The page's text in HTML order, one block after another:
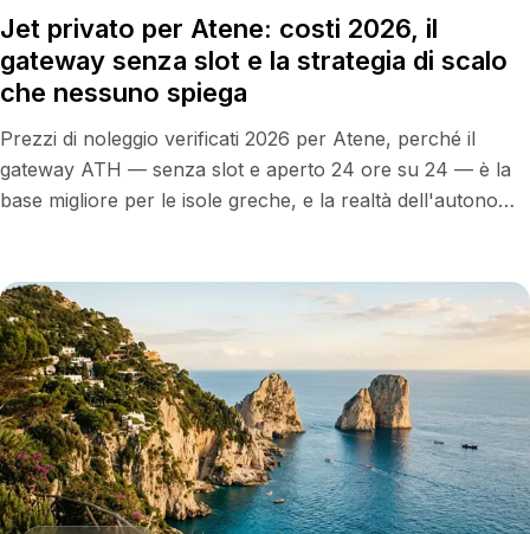
Jet privato per Atene: costi 2026, il
gateway senza slot e la strategia di scalo
che nessuno spiega
Prezzi di noleggio verificati 2026 per Atene, perché il
gateway ATH — senza slot e aperto 24 ore su 24 — è la
base migliore per le isole greche, e la realtà dell'autonomia